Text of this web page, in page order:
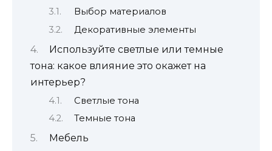
Выбор материалов
Декоративные элементы
Используйте светлые или темные
тона: какое влияние это окажет на
интерьер?
Светлые тона
Темные тона
Мебель